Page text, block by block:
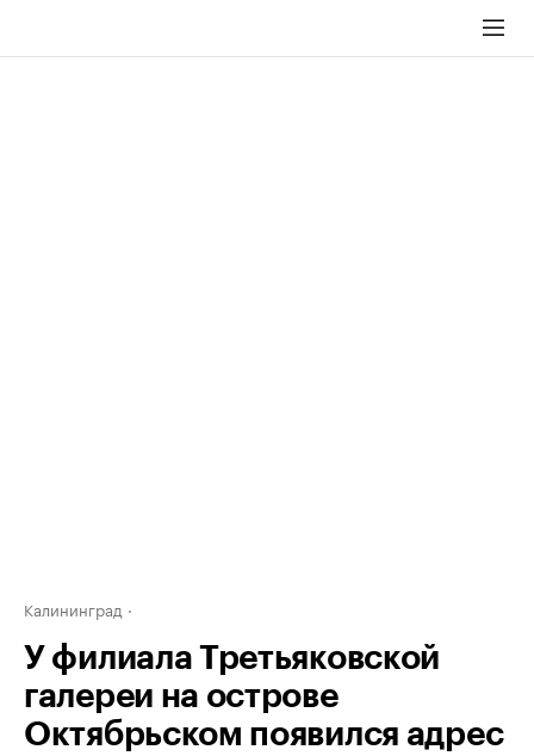
Калининград
У филиала Третьяковской
галереи на острове
Октябрьском появился адрес